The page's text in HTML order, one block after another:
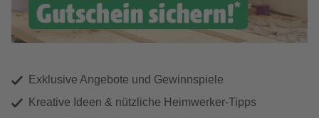
Exklusive Angebote und Gewinnspiele
Kreative Ideen & nützliche Heimwerker-Tipps